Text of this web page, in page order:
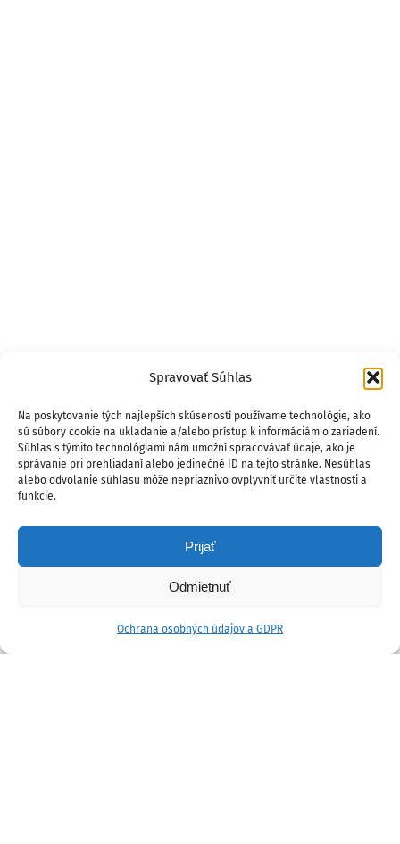
Spravovať Súhlas
Na poskytovanie tých najlepších skúseností používame technológie, ako
sú súbory cookie na ukladanie a/alebo prístup k informáciám o zariadení.
Súhlas s týmito technológiami nám umožní spracovávať údaje, ako je
správanie pri prehliadaní alebo jedinečné ID na tejto stránke. Nesúhlas
alebo odvolanie súhlasu môže nepriaznivo ovplyvniť určité vlastnosti a
funkcie.
Prijať
Odmietnuť
Ochrana osobných údajov a GDPR